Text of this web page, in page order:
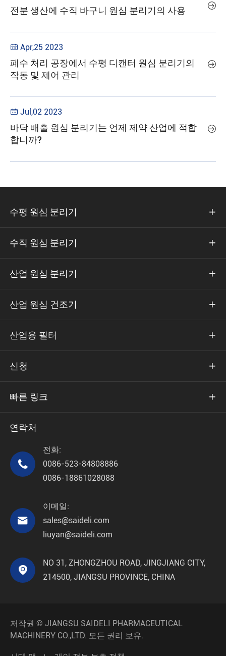
전분 생산에 수직 바구니 원심 분리기의 사용 
 Apr,25 2023
폐수 처리 공장에서 수평 디캔터 원심 분리기의
작동 및 제어 관리

 Jul,02 2023
바닥 배출 원심 분리기는 언제 제약 산업에 적합
합니까?

수평 원심 분리기 
수직 원심 분리기 
산업 원심 분리기 
산업 원심 건조기 
산업용 필터 
신청 
빠른 링크 
연락처

전화:
0086-523-84808886
0086-18861028088

이메일:
sales@saideli.com
liuyan@saideli.com

NO 31, ZHONGZHOU ROAD, JINGJIANG CITY,
214500, JIANGSU PROVINCE, CHINA
저작권 © JIANGSU SAIDELI PHARMACEUTICAL
MACHINERY CO.,LTD. 모든 권리 보유.